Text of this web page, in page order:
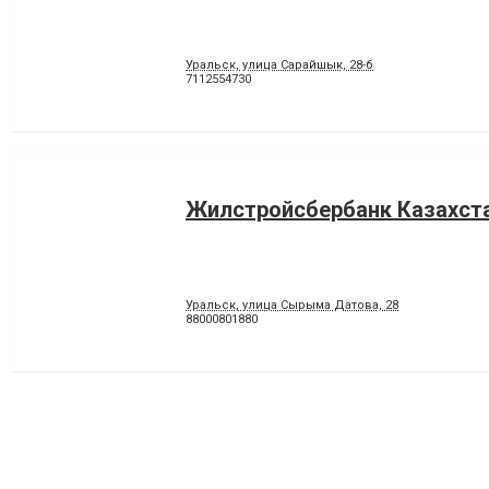
Уральск, улица Сарайшык, 28-б
7112554730
Жилстройсбербанк
Уральск, улица Сырыма Датова, 28
88000801880